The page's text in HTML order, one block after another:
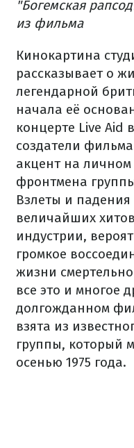
"Богемская
из фильма
Кинокартина
рассказывает о
легендарной
начала её
концерте Live Aid
создатели
акцент на личном
фронтмена
Взлеты и
величайших
индустрии,
громкое
жизни
все это и многое
долгожданном
взята из
группы, который
осенью 1975 года.